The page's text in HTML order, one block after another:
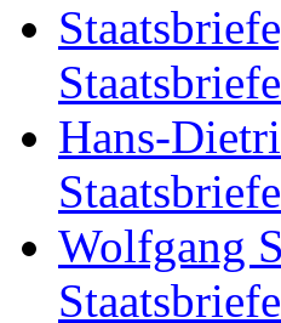
Hans-
Wolfgang